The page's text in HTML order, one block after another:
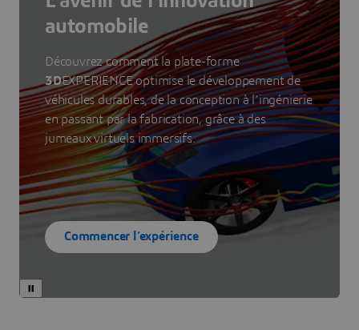
automobile
Découvrez comment la plate-forme
3DEXPERIENCE optimise le développement de
véhicules durables, de la conception à l’ingénierie
en passant par la fabrication, grâce à des
jumeaux virtuels immersifs.
Commencer l’expérience